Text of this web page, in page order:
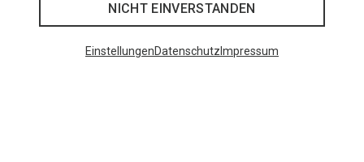
NICHT EINVERSTANDEN
EinstellungenDatenschutz Impressum